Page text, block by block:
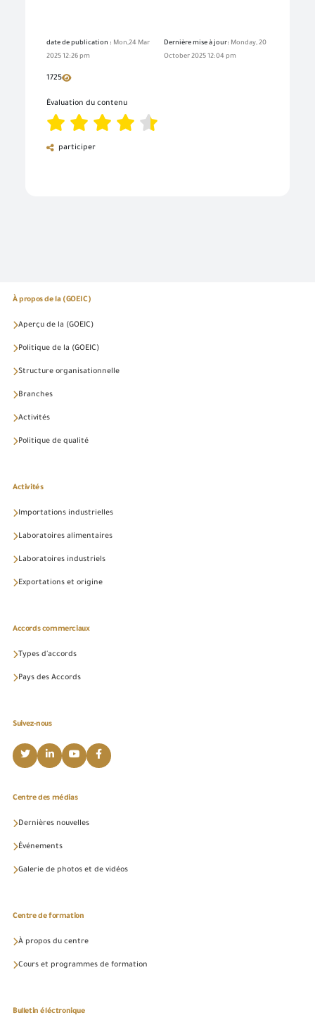
date de publication : Mon,24 Mar
2025 12:26 pm
Dernière mise à jour: Monday, 20
October 2025 12:04 pm
1725
Évaluation du contenu
participer
À propos de la (GOEIC)
Aperçu de la (GOEIC)
Politique de la (GOEIC)
Structure organisationnelle
Branches
Activités
Politique de qualité
Activités
Importations industrielles
Laboratoires alimentaires
Laboratoires industriels
Exportations et origine
Accords commerciaux
Types d'accords
Pays des Accords
Suivez-nous
Centre des médias
Dernières nouvelles
Événements
Galerie de photos et de vidéos
Centre de formation
À propos du centre
Cours et programmes de formation
Bulletin éléctronique